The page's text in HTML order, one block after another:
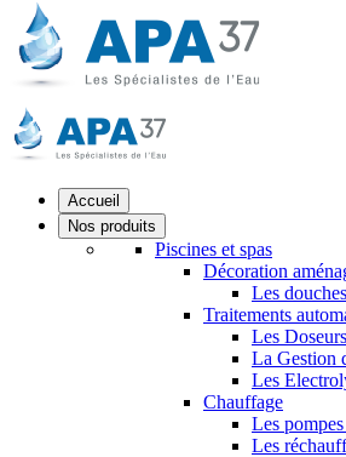
Accueil
Nos produits
Piscines et spas
Décoration
Les
Traitements
Les Doseurs
La Gestion
Les
Chauffage
Les
Les